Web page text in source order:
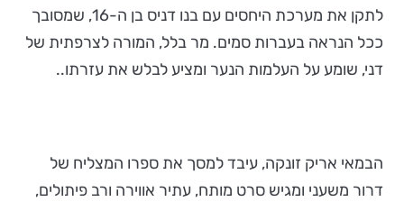
לתקן את מערכת היחסים עם בנו דניס בן ה-16, שמסובך
ככל הנראה בעברות סמים. מר בלל, המורה לצרפתית של
דני, שומע על העלמות הנער ומציע לבלש את עזרתו..
הבמאי אריק זונקה, עיבד למסך את ספרו המצליח של
דרור משעני ומגיש סרט מותח, עתיר אווירה ורב פיתולים,